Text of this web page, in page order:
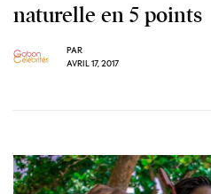
naturelle en 5 points
PAR
AVRIL 17, 2017